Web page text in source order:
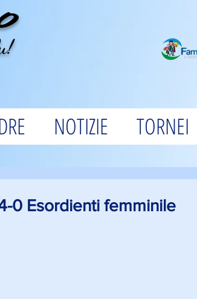
NOTIZIE TORNEI
0 Esordienti femminile